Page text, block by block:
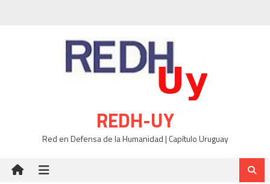
REDH-UY
Red en Defensa de la Humanidad | Capítulo Uruguay